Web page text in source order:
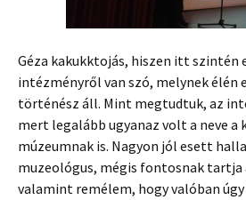
Géza kakukktojás, hiszen itt szintén
intézményről van szó, melynek élén
történész áll. Mint megtudtuk, az
mert legalább ugyanaz volt a neve a
múzeumnak is. Nagyon jól esett
muzeológus, mégis fontosnak tartja
valamint remélem, hogy valóban úgy